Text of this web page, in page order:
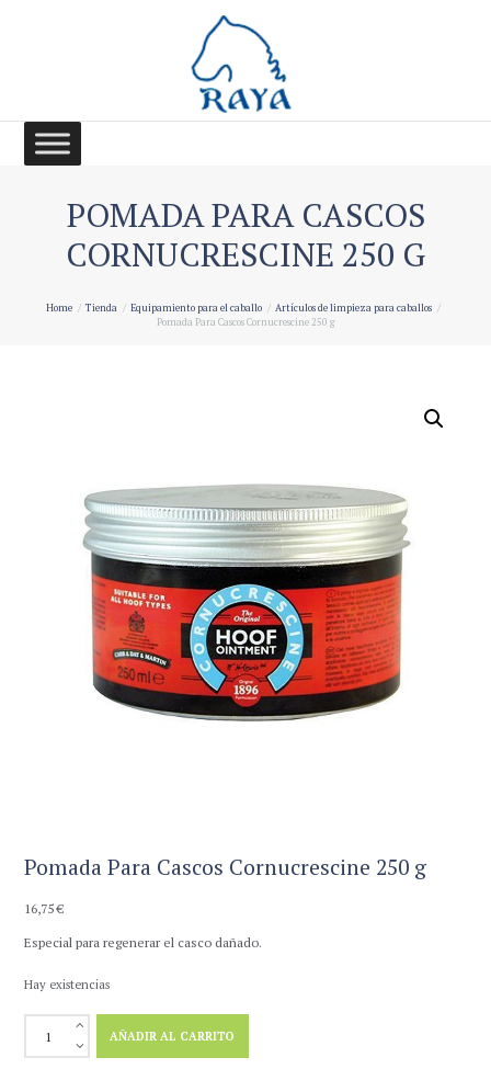
POMADA PARA CASCOS
CORNUCRESCINE 250 G
Home Tienda Equipamiento para el caballo
Artículos de limpieza para caballos
Pomada Para Cascos Cornucrescine 250 g
Pomada Para Cascos Cornucrescine 250 g
16,75€
Especial para regenerar el casco dañado.
Hay existencias
Para
AÑADIR AL CARRITO